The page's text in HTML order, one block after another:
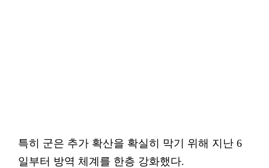
특히 군은 추가 확산을 확실히 막기 위해 지난 6
일부터 방역 체계를 한층 강화했다.